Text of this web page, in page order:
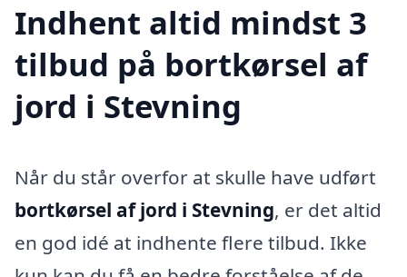
Indhent altid mindst 3
tilbud på bortkørsel af
jord i Stevning
Når du står overfor at skulle have udført
bortkørsel af jord i Stevning, er det altid
en god idé at indhente flere tilbud. Ikke